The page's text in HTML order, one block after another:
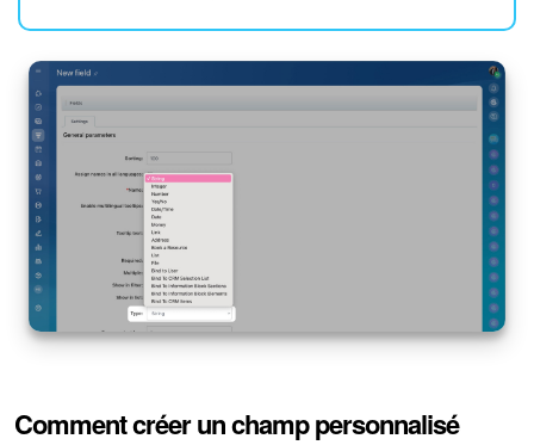
Comment créer un champ personnalisé